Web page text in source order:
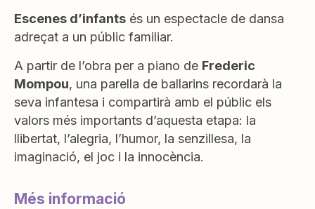
Escenes d’infants és un espectacle de dansa
adreçat a un públic familiar.
A partir de l’obra per a piano de Frederic
Mompou, una parella de ballarins recordarà la
seva infantesa i compartirà amb el públic els
valors més importants d’aquesta etapa: la
llibertat, l’alegria, l’humor, la senzillesa, la
imaginació, el joc i la innocència.
Més informació